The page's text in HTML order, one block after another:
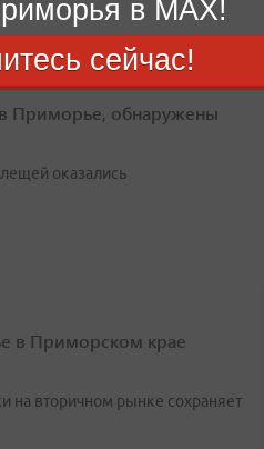
Приморье, обнаружены
оказались
в Приморском крае
на вторичном рынке сохраняет
в MAX!
сейчас!